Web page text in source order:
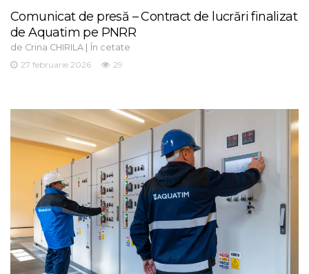
Comunicat de presă – Contract de lucrări finalizat
de Aquatim pe PNRR
de Crina CHIRILA | În cetate
27 februarie 2026
29